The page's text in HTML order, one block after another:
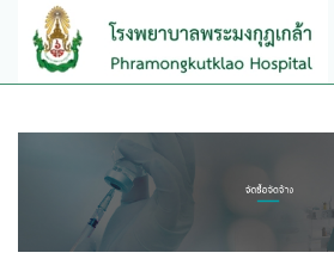
Skip to main content